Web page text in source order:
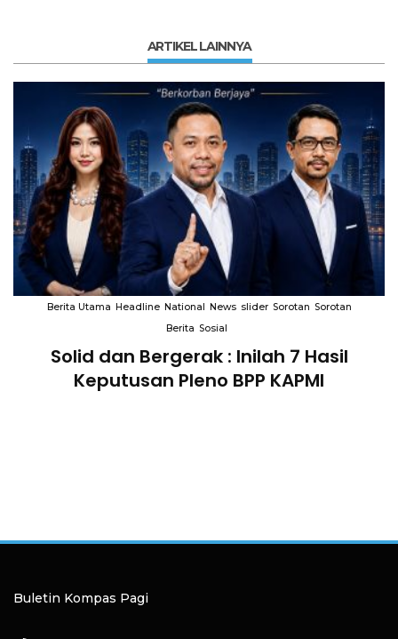
ARTIKEL LAINNYA
Berita Utama Headline National News slider Sorotan Sorotan
Berita Sosial
Solid dan Bergerak : Inilah 7 Hasil
Keputusan Pleno BPP KAPMI
Buletin Kompas Pagi